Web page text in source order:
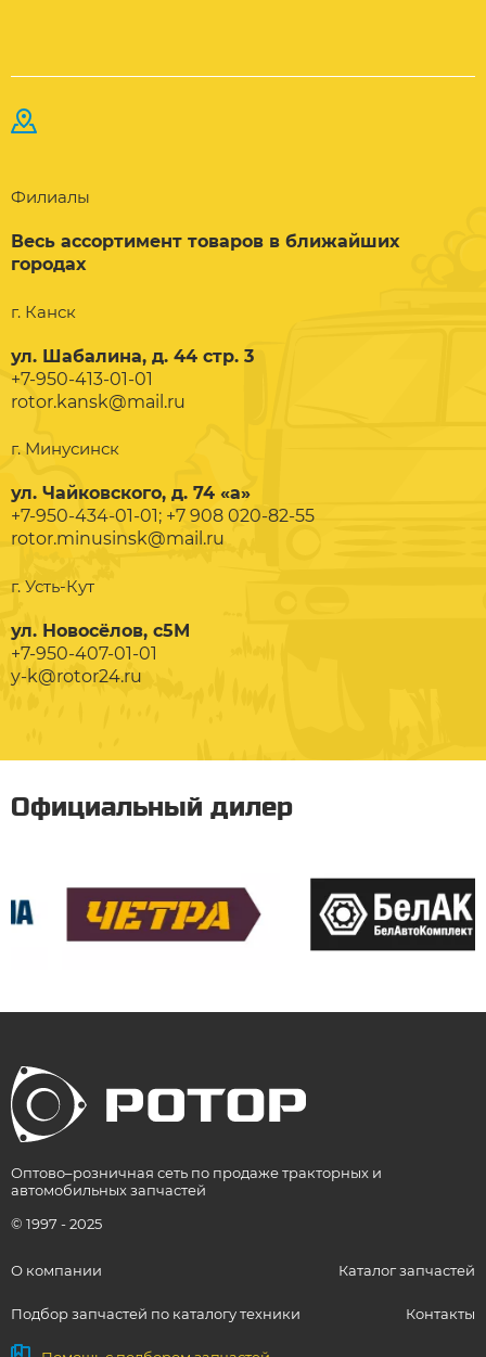
Филиалы
Весь ассортимент товаров в ближайших
городах
г. Канск
ул. Шабалина, д. 44 стр. 3
+7-950-413-01-01
rotor.kansk@mail.ru
г. Минусинск
ул. Чайковского, д. 74 «а»
+7-950-434-01-01; +7 908 020-82-55
rotor.minusinsk@mail.ru
г. Усть-Кут
ул. Новосёлов, с5М
+7-950-407-01-01
y-k@rotor24.ru
Официальный дилер
Оптово–розничная сеть по продаже тракторных и
автомобильных запчастей
© 1997 - 2025
О компании Каталог запчастей
Подбор запчастей по каталогу техники Контакты